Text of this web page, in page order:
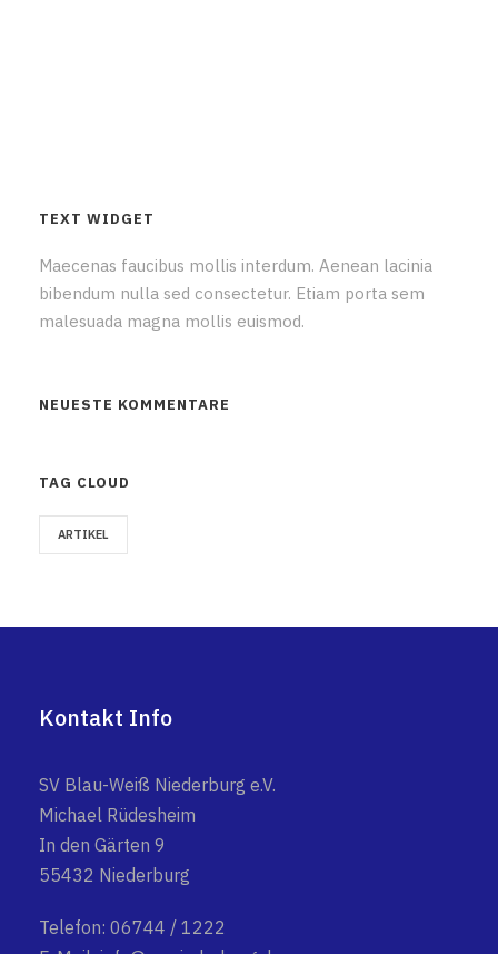
TEXT WIDGET
Maecenas faucibus mollis interdum. Aenean lacinia
bibendum nulla sed consectetur. Etiam porta sem
malesuada magna mollis euismod.
NEUESTE KOMMENTARE
TAG CLOUD
ARTIKEL
Kontakt Info
SV Blau-Weiß Niederburg e.V.
Michael Rüdesheim
In den Gärten 9
55432 Niederburg
Telefon: 06744 / 1222